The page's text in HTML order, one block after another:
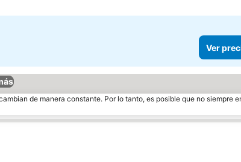
Ver
de manera constante. Por lo tanto, es posible que no siempre